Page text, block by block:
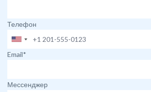
Телефон
Email*
Мессенджер